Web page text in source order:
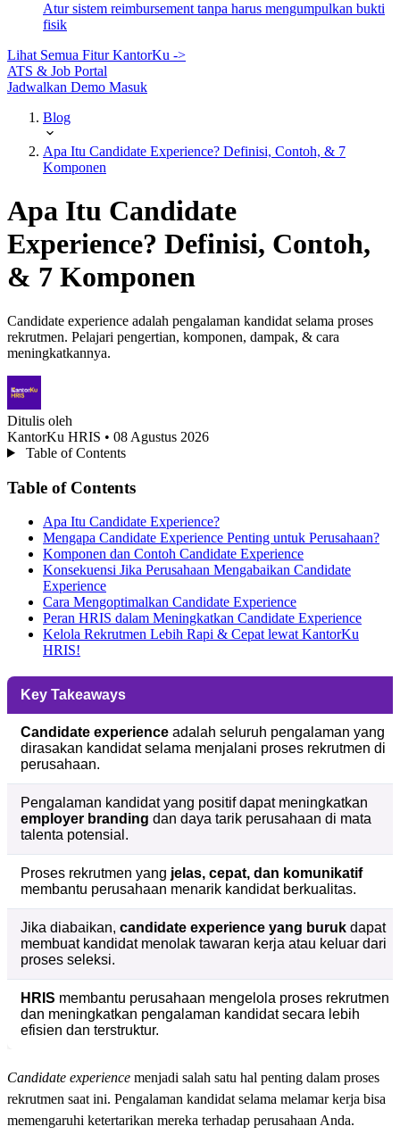
Atur sistem reimbursement tanpa harus mengumpulkan bukti
fisik
Lihat Semua Fitur KantorKu ->
ATS & Job Portal
Jadwalkan Demo Masuk
Blog
Apa Itu Candidate Experience? Definisi, Contoh, & 7
Komponen
Apa Itu Candidate
Experience? Definisi, Contoh,
& 7 Komponen
Candidate experience adalah pengalaman kandidat selama proses
rekrutmen. Pelajari pengertian, komponen, dampak, & cara
meningkatkannya.
Ditulis oleh
KantorKu HRIS • 08 Agustus 2026
Table of Contents
Table of Contents
Apa Itu Candidate Experience?
Mengapa Candidate Experience Penting untuk Perusahaan?
Komponen dan Contoh Candidate Experience
Konsekuensi Jika Perusahaan Mengabaikan Candidate
Experience
Cara Mengoptimalkan Candidate Experience
Peran HRIS dalam Meningkatkan Candidate Experience
Kelola Rekrutmen Lebih Rapi & Cepat lewat KantorKu
HRIS!
Key Takeaways
Candidate experience adalah seluruh pengalaman yang
dirasakan kandidat selama menjalani proses rekrutmen di
perusahaan.
Pengalaman kandidat yang positif dapat meningkatkan
employer branding dan daya tarik perusahaan di mata
talenta potensial.
Proses rekrutmen yang jelas, cepat, dan komunikatif
membantu perusahaan menarik kandidat berkualitas.
Jika diabaikan, candidate experience yang buruk dapat
membuat kandidat menolak tawaran kerja atau keluar dari
proses seleksi.
HRIS membantu perusahaan mengelola proses rekrutmen
dan meningkatkan pengalaman kandidat secara lebih
efisien dan terstruktur.
Candidate experience menjadi salah satu hal penting dalam proses
rekrutmen saat ini. Pengalaman kandidat selama melamar kerja bisa
memengaruhi ketertarikan mereka terhadap perusahaan Anda.